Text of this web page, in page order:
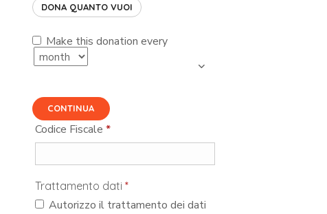
DONA QUANTO VUOI
Make this donation every
CONTINUA
Codice Fiscale*
Trattamento dati*
Autorizzo il trattamento dei dati